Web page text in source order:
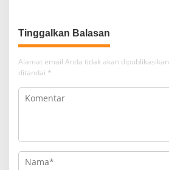
Tinggalkan Balasan
Alamat email Anda tidak akan
ditandai *